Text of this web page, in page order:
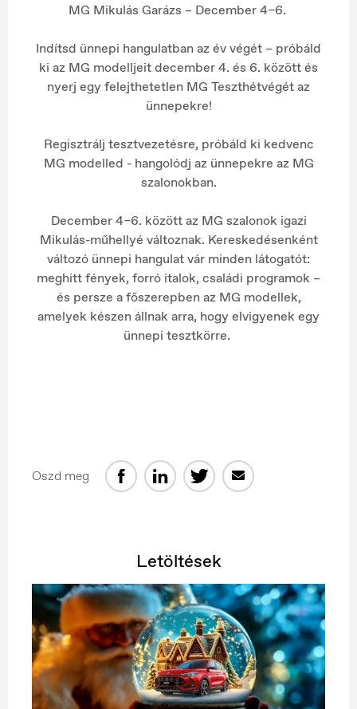
MG Mikulás Garázs – December 4–6.
Indítsd ünnepi hangulatban az év végét – próbáld
ki az MG modelljeit december 4. és 6. között és
nyerj egy felejthetetlen MG Teszthétvégét az
ünnepekre!
Regisztrálj tesztvezetésre, próbáld ki kedvenc
MG modelled - hangolódj az ünnepekre az MG
szalonokban.
December 4–6. között az MG szalonok igazi
Mikulás-műhellyé változnak. Kereskedésenként
változó ünnepi hangulat vár minden látogatót:
meghitt fények, forró italok, családi programok –
és persze a főszerepben az MG modellek,
amelyek készen állnak arra, hogy elvigyenek egy
ünnepi tesztkörre.
Oszd meg
Letöltések